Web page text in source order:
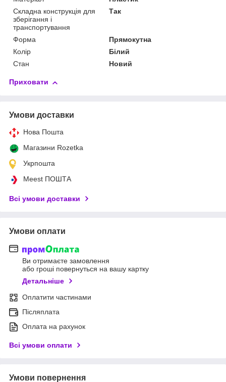
Складна конструкція для
зберігання і
транспортування
Так
Форма
Прямокутна
Колір
Білий
Стан
Новий
Приховати
Умови доставки
Нова Пошта
Магазини Rozetka
Укрпошта
Meest ПОШТА
Всі умови доставки
Умови оплати
Ви отримаєте замовлення
або гроші повернуться на вашу картку
Детальніше
Оплатити частинами
Післяплата
Оплата на рахунок
Всі умови оплати
Умови повернення